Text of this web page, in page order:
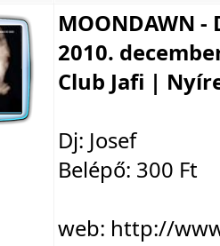
MOONDAWN -
2010.
Club Jafi |
Dj: Josef
Belépő: 300 Ft
web: http://